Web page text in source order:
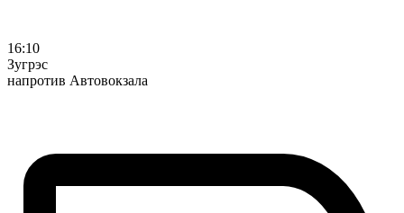
16:10
Зугрэс
напротив Автовокзала